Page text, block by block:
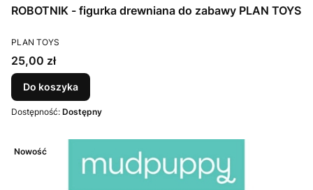
ROBOTNIK - figurka drewniana do zabawy PLAN TOYS
PRODUCENT
PLAN TOYS
Cena
25,00 zł
Do koszyka
Dostępność: Dostępny
Nowość